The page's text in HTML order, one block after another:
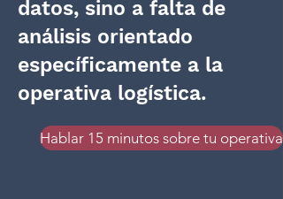
datos, sino a falta de
análisis orientado
específicamente a la
operativa logística.
Hablar 15 minutos sobre tu operativa